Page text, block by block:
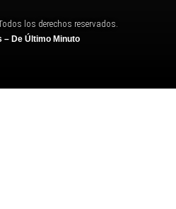
los derechos reservados.
– De Último Minuto